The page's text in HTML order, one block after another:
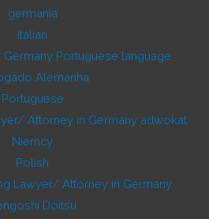
Italian
Portuguese
Polish